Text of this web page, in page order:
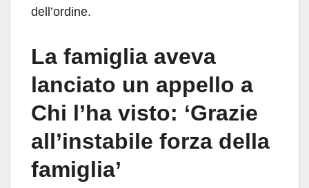
dell’ordine.
La famiglia aveva
lanciato un appello a
Chi l’ha visto: ‘Grazie
all’instabile forza della
famiglia’